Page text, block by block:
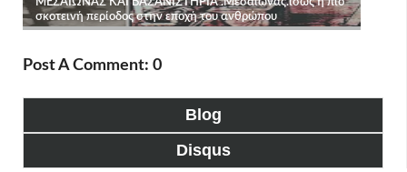
Post A Comment: 0
Blog
Disqus